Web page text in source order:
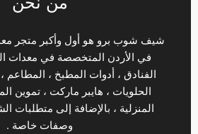
شيف شوب برو هو أول وأكبر متجر
في الأردن المتخصصة في معدات
الفنادق ، أدوات المطبخ ، المطاعم
الحلويات ، هايبر ماركت ، تموين
المنزلية ، بالإضافة إلى متطلبات
وصفات خاصة .